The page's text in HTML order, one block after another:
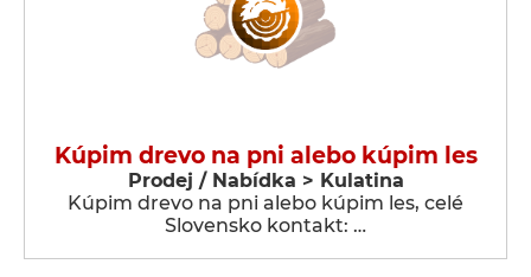
Kúpim drevo na pni alebo kúpim les
Prodej / Nabídka > Kulatina
Kúpim drevo na pni alebo kúpim les, celé
Slovensko kontakt: …